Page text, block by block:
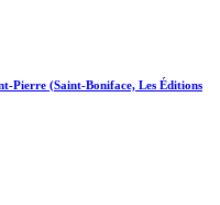
Pierre (Saint-Boniface, Les Éditions